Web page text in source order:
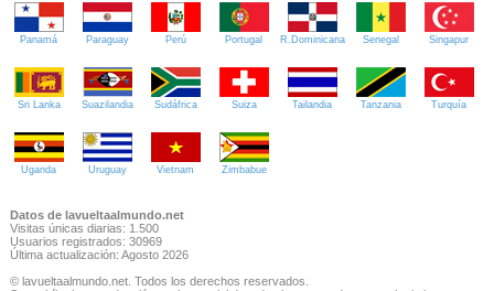
Panamá Paraguay Perú Portugal R.Dominicana Senegal Singapur
Sri Lanka Suazilandia Sudáfrica Suiza Tailandia Tanzania Turquía
Uganda Uruguay Vietnam Zimbabue
Datos de lavueltaalmundo.net
Visitas únicas diarias: 1.500
Usuarios registrados: 30969
Última actualización: Agosto 2026
© lavueltaalmundo.net. Todos los derechos reservados.